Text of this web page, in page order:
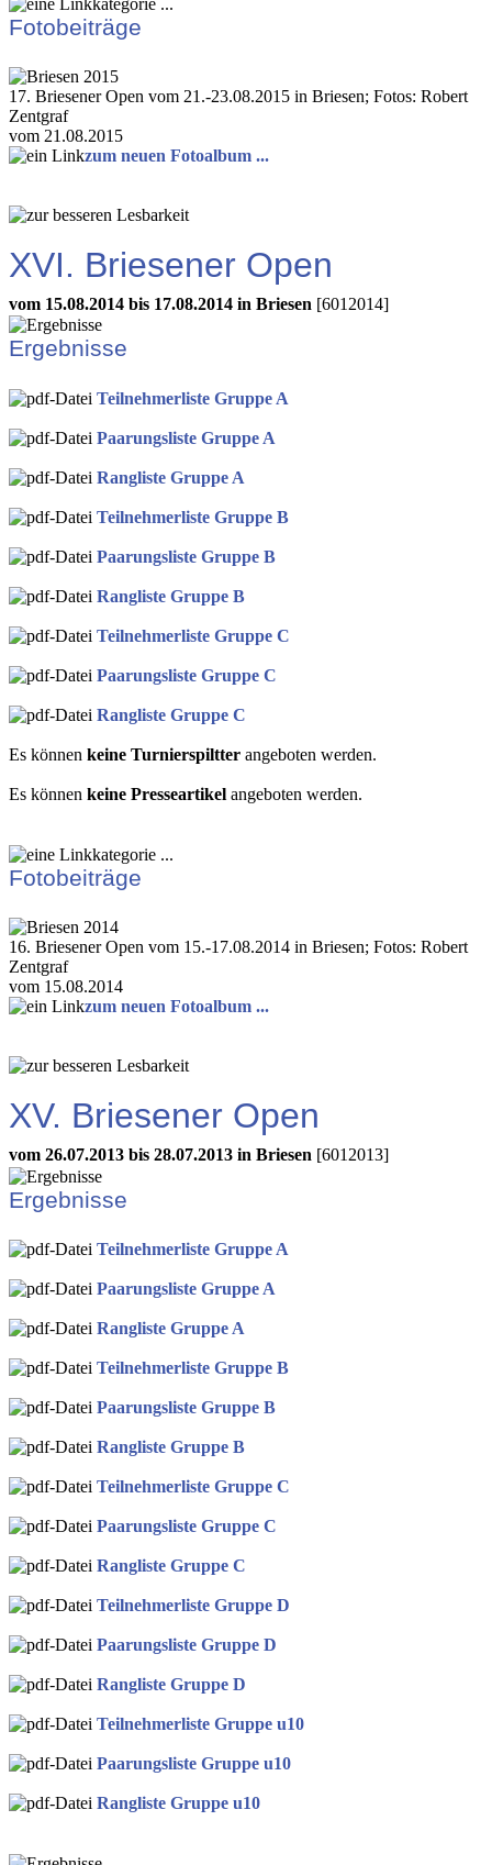
Fotobeiträge
17. Briesener Open vom 21.-23.08.2015 in Briesen; Fotos: Robert
Zentgraf
vom 21.08.2015
zum neuen Fotoalbum ...
XVI. Briesener Open
vom 15.08.2014 bis 17.08.2014 in Briesen [6012014]
Ergebnisse
Teilnehmerliste Gruppe A
Paarungsliste Gruppe A
Rangliste Gruppe A
Teilnehmerliste Gruppe B
Paarungsliste Gruppe B
Rangliste Gruppe B
Teilnehmerliste Gruppe C
Paarungsliste Gruppe C
Rangliste Gruppe C
Es können keine Turnierspiltter angeboten werden.
Es können keine Presseartikel angeboten werden.
Fotobeiträge
16. Briesener Open vom 15.-17.08.2014 in Briesen; Fotos: Robert
Zentgraf
vom 15.08.2014
zum neuen Fotoalbum ...
XV. Briesener Open
vom 26.07.2013 bis 28.07.2013 in Briesen [6012013]
Ergebnisse
Teilnehmerliste Gruppe A
Paarungsliste Gruppe A
Rangliste Gruppe A
Teilnehmerliste Gruppe B
Paarungsliste Gruppe B
Rangliste Gruppe B
Teilnehmerliste Gruppe C
Paarungsliste Gruppe C
Rangliste Gruppe C
Teilnehmerliste Gruppe D
Paarungsliste Gruppe D
Rangliste Gruppe D
Teilnehmerliste Gruppe u10
Paarungsliste Gruppe u10
Rangliste Gruppe u10